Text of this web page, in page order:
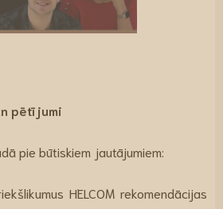
pētījumi
pie būtiskiem jautājumiem:
HELCOM rekomendācijas